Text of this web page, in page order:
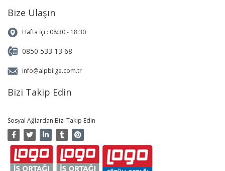
Bize Ulaşın
Hafta İçi : 08:30 - 18:30
0850 533 13 68
info@alpbilge.com.tr
Bizi Takip Edin
Sosyal Ağlardan Bizi Takip Edin